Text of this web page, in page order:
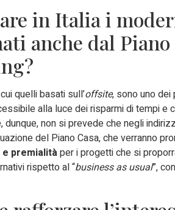
in Italia i
anche dal Piano
quelli basati sull’offsite, sono uno
alla luce dei risparmi di tempi e
non si prevede che negli
del Piano Casa, che verranno
premialitàper i progetti che si
rispetto al “business as usual”,